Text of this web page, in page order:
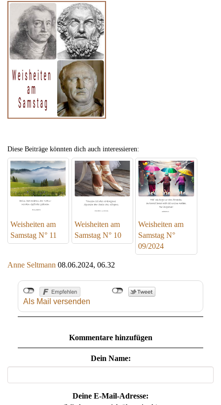
Diese Beiträge könnten dich auch interessieren:
Weisheiten am
Samstag N° 11
Weisheiten am
Samstag N° 10
Weisheiten am
Samstag N°
09/2024
Anne Seltmann 08.06.2024, 06.32
Als Mail versenden
Kommentare hinzufügen
Dein Name:
Deine E-Mail-Adresse: